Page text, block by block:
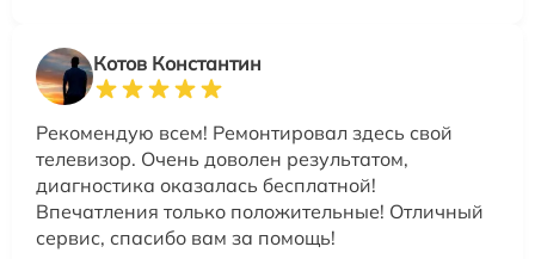
Котов Константин
Рекомендую всем! Ремонтировал здесь свой
телевизор. Очень доволен результатом,
диагностика оказалась бесплатной!
Впечатления только положительные! Отличный
сервис, спасибо вам за помощь!